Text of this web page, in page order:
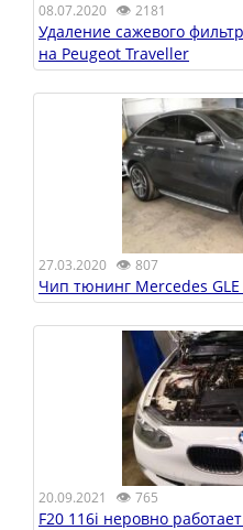
08.07.2020 👁 2181
Удаление сажевого
на Peugeot Traveller
27.03.2020 👁 807
Чип тюнинг Mercedes GLE
20.09.2021 👁 765
F20 116i неровно